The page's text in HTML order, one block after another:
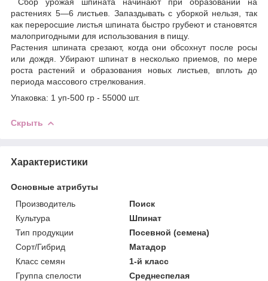
растениях 5—6 листьев. Запаздывать с уборкой нельзя, так
как переросшие листья шпината быстро грубеют и становятся
малопригодными для использования в пищу.
Растения шпината срезают, когда они обсохнут после росы
или дождя. Убирают шпинат в несколько приемов, по мере
роста растений и образования новых листьев, вплоть до
периода массового стрелкования.
Упаковка: 1 уп-500 гр - 55000 шт.
Скрыть
Характеристики
Основные атрибуты
Производитель
Поиск
Культура
Шпинат
Тип продукции
Посевной (семена)
Сорт/Гибрид
Матадор
Класс семян
1-й класс
Группа спелости
Среднеспелая